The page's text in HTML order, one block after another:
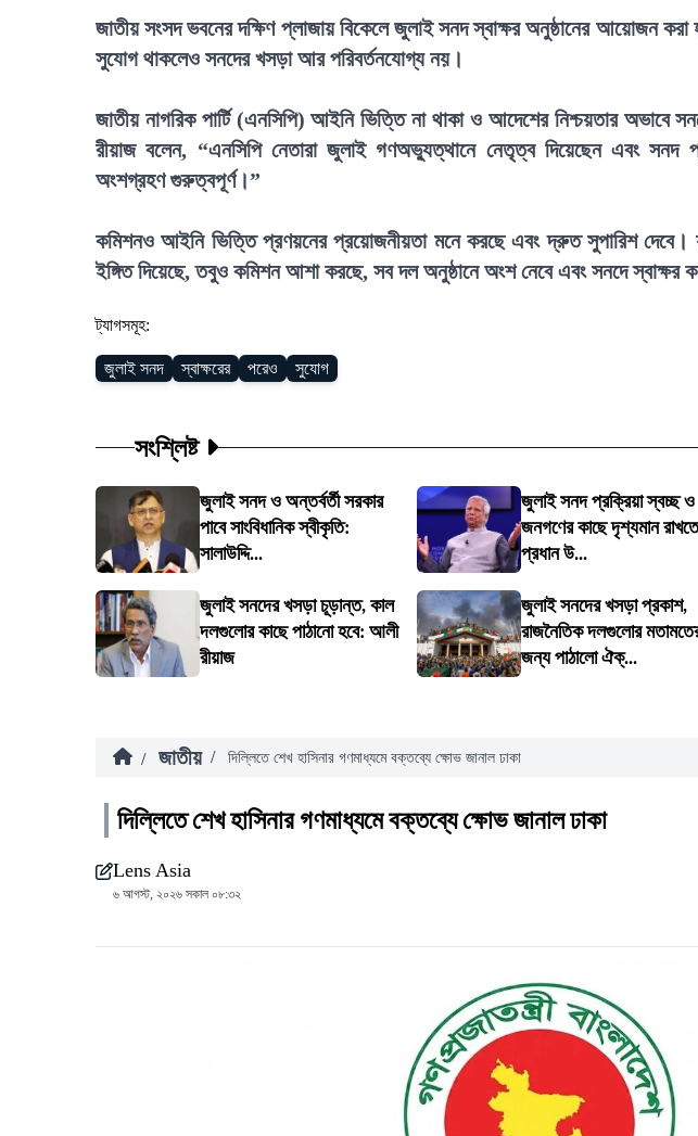
জাতীয় সংসদ ভবনের দক্ষিণ প্লাজায় বিকেলে জুলাই সনদ স্বাক্ষর অনুষ্ঠানের আয়োজন
সুযোগ থাকলেও সনদের খসড়া আর পরিবর্তনযোগ্য নয়।
জাতীয় নাগরিক পার্টি (এনসিপি) আইনি ভিত্তি না থাকা ও আদেশের নিশ্চয়তার অভাবে
রীয়াজ বলেন, “এনসিপি নেতারা জুলাই গণঅভ্যুত্থানে নেতৃত্ব দিয়েছেন এবং সনদ
অংশগ্রহণ গুরুত্বপূর্ণ।”
কমিশনও আইনি ভিত্তি প্রণয়নের প্রয়োজনীয়তা মনে করছে এবং দ্রুত সুপারিশ দেবে।
ইঙ্গিত দিয়েছে, তবুও কমিশন আশা করছে, সব দল অনুষ্ঠানে অংশ নেবে এবং সনদে স্বাক্ষর
ট্যাগসমূহ:
জুলাই সনদ স্বাক্ষরের পরেও সুযোগ
সংশ্লিষ্ট
জুলাই সনদ ও অন্তর্বর্তী সরকার
পাবে সাংবিধানিক স্বীকৃতি:
সালাউদ্দি...
জুলাই সনদ প্রক্রিয়া স্বচ্ছ ও
জনগণের কাছে দৃশ্যমান রাখতে
প্রধান উ...
জুলাই সনদের খসড়া চূড়ান্ত, কাল
দলগুলোর কাছে পাঠানো হবে: আলী
রীয়াজ
জুলাই সনদের খসড়া প্রকাশ,
রাজনৈতিক দলগুলোর
জন্য পাঠালো ঐক্...
/ জাতীয় / দিল্লিতে শেখ হাসিনার গণমাধ্যমে বক্তব্যে ক্ষোভ জানাল ঢাকা
দিল্লিতে শেখ হাসিনার গণমাধ্যমে বক্তব্যে ক্ষোভ জানাল ঢাকা
Lens Asia
৬ আগস্ট, ২০২৬ সকাল ০৮:৩২